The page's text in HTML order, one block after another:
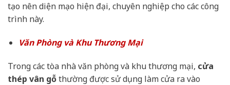
tạo nên diện mạo hiện đại, chuyên nghiệp cho các công
trình này.
Văn Phòng và Khu Thương Mại
Trong các tòa nhà văn phòng và khu thương mại, cửa
thép vân gỗthường được sử dụng làm cửa ra vào